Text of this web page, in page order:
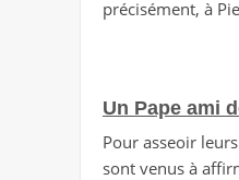
précisément, à
Un Pape ami
Pour asseoir
sont venus à